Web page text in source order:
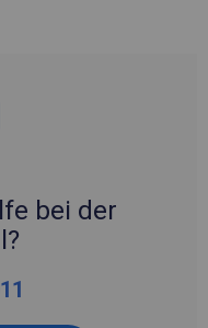
bei der